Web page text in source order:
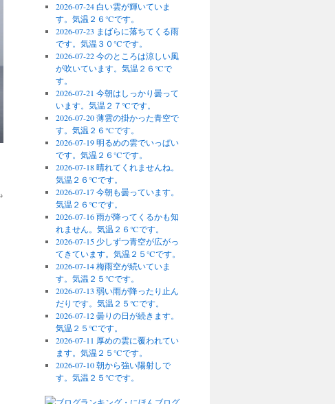
2026-07-24 白い雲が輝いていま
す。気温２６℃です。
2026-07-23 まばらに落ちてくる雨
です。気温３０℃です。
2026-07-22 今のところは涼しい風
が吹いています。気温２６℃で
す。
2026-07-21 今朝はしっかり曇って
います。気温２７℃です。
2026-07-20 薄雲の掛かった青空で
す。気温２６℃です。
2026-07-19 明るめの雲でいっぱい
です。気温２６℃です。
2026-07-18 晴れてくれませんね。
気温２６℃です。
2026-07-17 今朝も曇っています。
気温２６℃です。
2026-07-16 雨が降ってくるかも知
れません。気温２６℃です。
2026-07-15 少しずつ青空が広がっ
てきています。気温２５℃です。
2026-07-14 梅雨空が続いていま
す。気温２５℃です。
2026-07-13 弱い雨が降ったり止ん
だりです。気温２５℃です。
2026-07-12 曇りの日が続きます。
気温２５℃です。
2026-07-11 厚めの雲に覆われてい
ます。気温２５℃です。
2026-07-10 朝から強い陽射しで
す。気温２５℃です。